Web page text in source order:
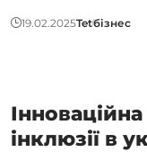
19.02.2025Tetбізнес
інклюзії в